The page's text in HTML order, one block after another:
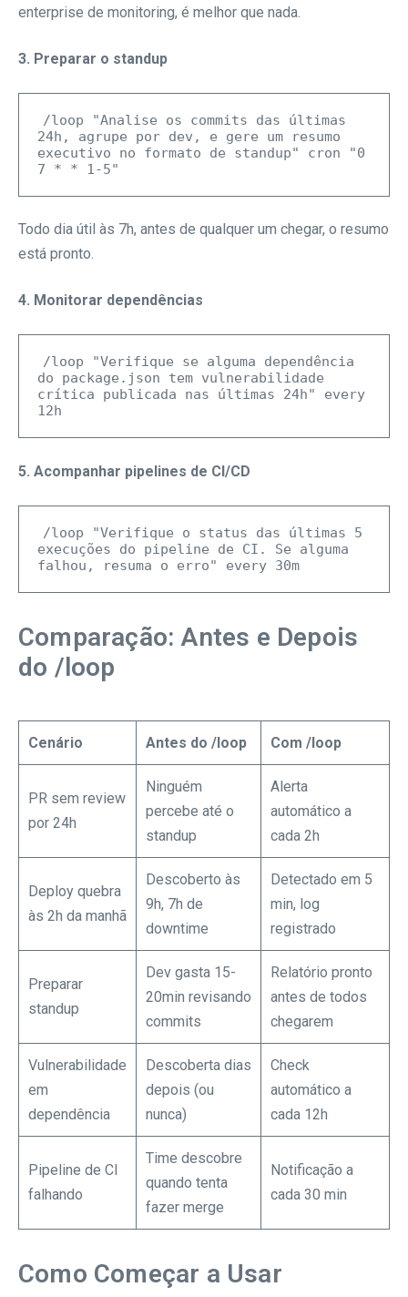
enterprise de monitoring, é melhor que nada.
3. Preparar o standup
/loop "Analise os commits das últimas
24h, agrupe por dev, e gere um resumo
executivo no formato de standup" cron "0
Todo dia útil às 7h, antes de qualquer um chegar, o resumo
está pronto.
4. Monitorar dependências
/loop "Verifique se alguma dependência
do package.json tem vulnerabilidade
crítica publicada nas últimas 24h" every
5. Acompanhar pipelines de CI/CD
/loop "Verifique o status das últimas 5
execuções do pipeline de CI. Se alguma
Comparação: Antes e Depois
do /loop
Cenário Antes do /loop Com /loop
PR sem review
por 24h
Ninguém
percebe até o
standup
Alerta
automático a
cada 2h
Deploy quebra
às 2h da manhã
Descoberto às
9h, 7h de
downtime
Detectado em 5
min, log
registrado
Preparar
standup
Dev gasta 15-
20min revisando
commits
Relatório pronto
antes de todos
chegarem
Vulnerabilidade
em
dependência
Descoberta dias
depois (ou
nunca)
Check
automático a
cada 12h
Pipeline de CI
falhando
Time descobre
quando tenta
fazer merge
Notificação a
cada 30 min
Como Começar a Usar